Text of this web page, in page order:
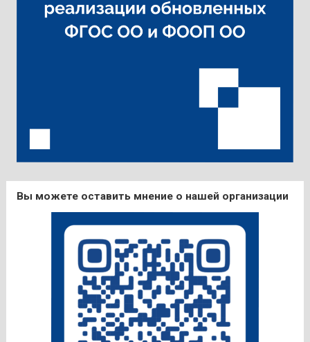
Вы можете оставить мнение о нашей организации